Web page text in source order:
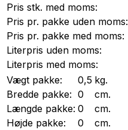
Pris stk. med moms:
Pris pr. pakke uden moms:
Pris pr. pakke med moms:
Literpris uden moms:
Literpris med moms:
Vægt pakke: 0,5 kg.
Bredde pakke: 0
cm.
Længde pakke: 0
cm.
Højde pakke: 0
cm.